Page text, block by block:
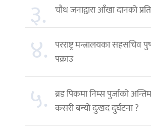
३. चौध जनाद्वारा आँखा दानको
४. परराष्ट्र मन्त्रालयका सहसचिव
पक्राउ
५. ब्रड पिकमा निम्स पुर्जाको
कसरी बन्यो दुःखद दुर्घटना ?